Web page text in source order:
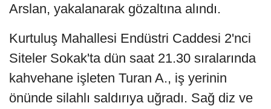
Arslan, yakalanarak gözaltına alındı.
Kurtuluş Mahallesi Endüstri Caddesi 2'nci
Siteler Sokak'ta dün saat 21.30 sıralarında
kahvehane işleten Turan A., iş yerinin
önünde silahlı saldırıya uğradı. Sağ diz ve